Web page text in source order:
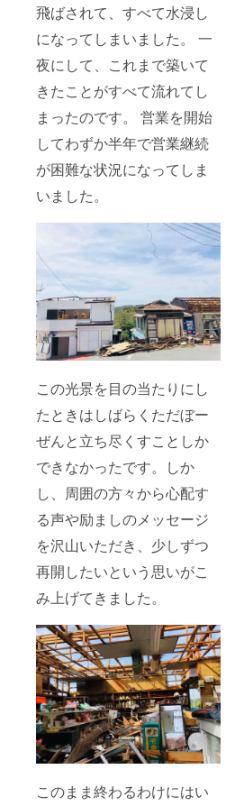
飛ばされて、すべて水浸し
になってしまいました。 一
夜にして、これまで築いて
きたことがすべて流れてし
まったのです。 営業を開始
してわずか半年で営業継続
が困難な状況になってしま
いました。
この光景を目の当たりにし
たときはしばらくただぼー
ぜんと立ち尽くすことしか
できなかったです。しか
し、周囲の方々から心配す
る声や励ましのメッセージ
を沢山いただき、少しずつ
再開したいという思いがこ
み上げてきました。
このまま終わるわけにはい